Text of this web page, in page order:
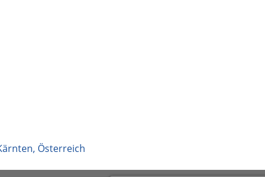
, Österreich